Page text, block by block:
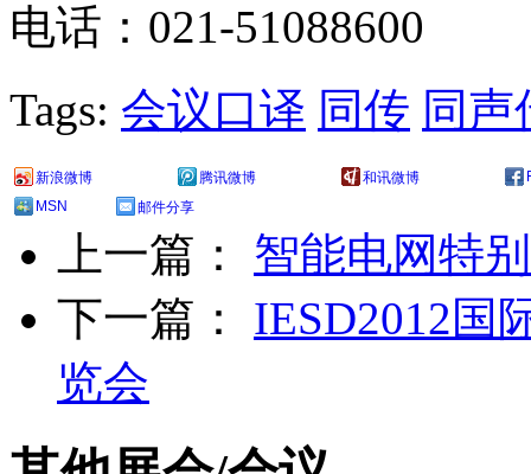
电话：021-51088600
Tags: 会议口译 同传 同声
新浪微博 腾讯微博 和讯微博
MSN
邮件分享
上一篇： 智能电网特
下一篇： IESD2012国
览会